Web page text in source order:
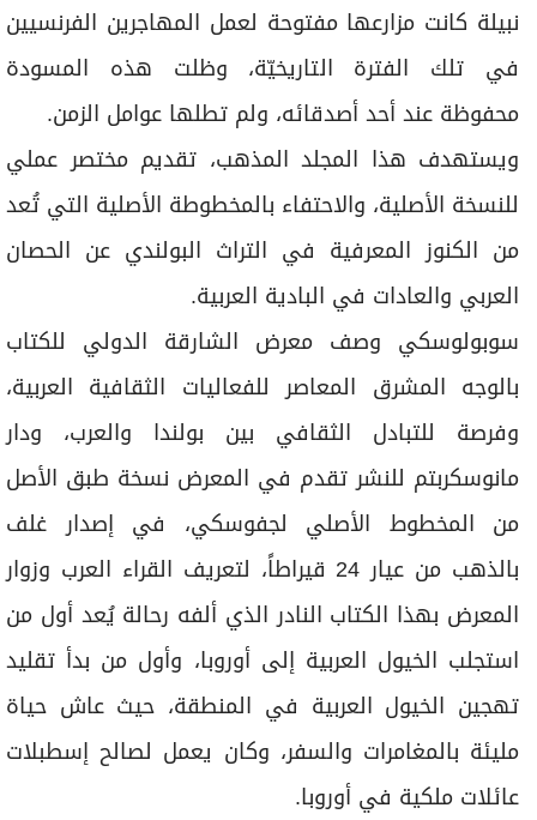
نبيلة كانت مزارعها مفتوحة لعمل المهاجرين الفرنسيين
في تلك الفترة التاريخيّة، وظلت هذه المسودة
محفوظة عند أحد أصدقائه، ولم تطلها عوامل الزمن.
ويستهدف هذا المجلد المذهب، تقديم مختصر عملي
للنسخة الأصلية، والاحتفاء بالمخطوطة الأصلية التي تُعد
من الكنوز المعرفية في التراث البولندي عن الحصان
العربي والعادات في البادية العربية.
سوبولوسكي وصف معرض الشارقة الدولي للكتاب
بالوجه المشرق المعاصر للفعاليات الثقافية العربية،
وفرصة للتبادل الثقافي بين بولندا والعرب، ودار
مانوسكربتم للنشر تقدم في المعرض نسخة طبق الأصل
من المخطوط الأصلي لجفوسكي، في إصدار غلف
بالذهب من عيار 24 قيراطاً، لتعريف القراء العرب وزوار
المعرض بهذا الكتاب النادر الذي ألفه رحالة يُعد أول من
استجلب الخيول العربية إلى أوروبا، وأول من بدأ تقليد
تهجين الخيول العربية في المنطقة، حيث عاش حياة
مليئة بالمغامرات والسفر، وكان يعمل لصالح إسطبلات
عائلات ملكية في أوروبا.